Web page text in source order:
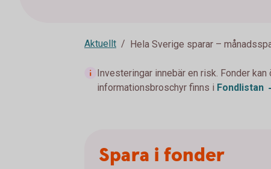
Aktuellt Hela Sverige sparar –
Investeringar innebär en risk. Fonder
informationsbroschyr finns i Fondlistan
Spara i fonder